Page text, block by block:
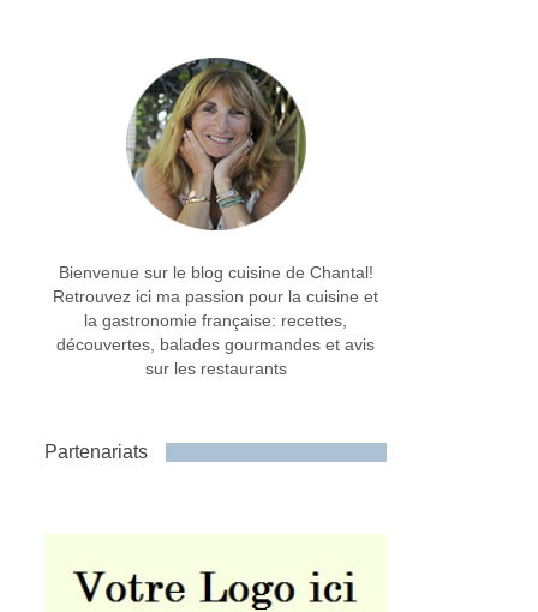
Bienvenue sur le blog cuisine de Chantal!
Retrouvez ici ma passion pour la cuisine et
la gastronomie française: recettes,
découvertes, balades gourmandes et avis
sur les restaurants
Partenariats